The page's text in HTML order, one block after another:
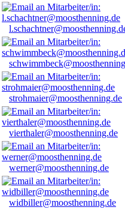
strohmaier@moosthenning.de
vierthaler@moosthenning.de
werner@moosthenning.de
widbiller@moosthenning.de